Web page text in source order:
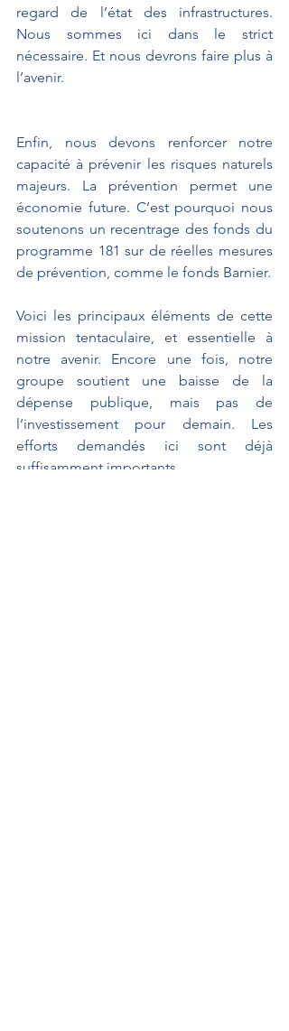
regard de l’état des infrastructures.
Nous sommes ici dans le strict
nécessaire. Et nous devrons faire plus à
l’avenir.
Enfin, nous devons renforcer notre
capacité à prévenir les risques naturels
majeurs. La prévention permet une
économie future. C’est pourquoi nous
soutenons un recentrage des fonds du
programme 181 sur de réelles mesures
de prévention, comme le fonds Barnier.
Voici les principaux éléments de cette
mission tentaculaire, et essentielle à
notre avenir. Encore une fois, notre
groupe soutient une baisse de la
dépense publique, mais pas de
l’investissement pour demain. Les
efforts demandés ici sont déjà
suffisamment importants.